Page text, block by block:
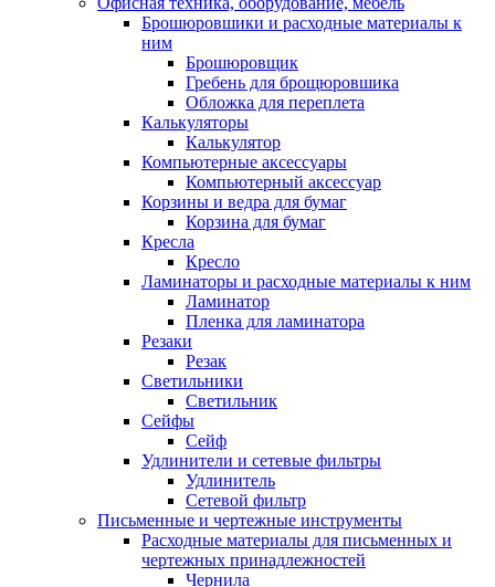
Брошюровшики и расходные материалы к
ним
Брошюровщик
Гребень для брощюровшика
Обложка для переплета
Калькуляторы
Калькулятор
Компьютерные аксессуары
Компьютерный аксессуар
Корзины и ведра для бумаг
Корзина для бумаг
Кресла
Кресло
Ламинаторы и расходные материалы к ним
Ламинатор
Пленка для ламинатора
Резаки
Резак
Светильники
Светильник
Сейфы
Сейф
Удлинители и сетевые фильтры
Удлинитель
Сетевой фильтр
Письменные и чертежные инструменты
Расходные материалы для письменных и
чертежных принадлежностей
Чернила